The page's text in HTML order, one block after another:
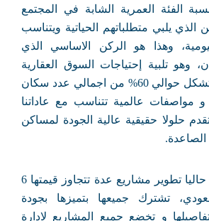
الفئة العمرية الشابة في المجتمع
الذي يلبي متطلباتهم الحياتية ويتناسب
وهذا هو الركن الاساسي الذي
وهو تلبية إحتياجات السوق العقارية
للفئة الشابة التي تشكل حوالي 60% من اجمالي عدد سكان
و مواصفات عالمية تتناسب مع عاداتنا
تقدم حلولا حقيقية عالية الجودة لمساكن
الصاعدة.
تتولى شركة جنان حاليا تطوير مشاريع عدة تتجاوز قيمتها 6
تشترك جميعها بتميزها بجودة
و تخضع جميع المشاريع لادارة